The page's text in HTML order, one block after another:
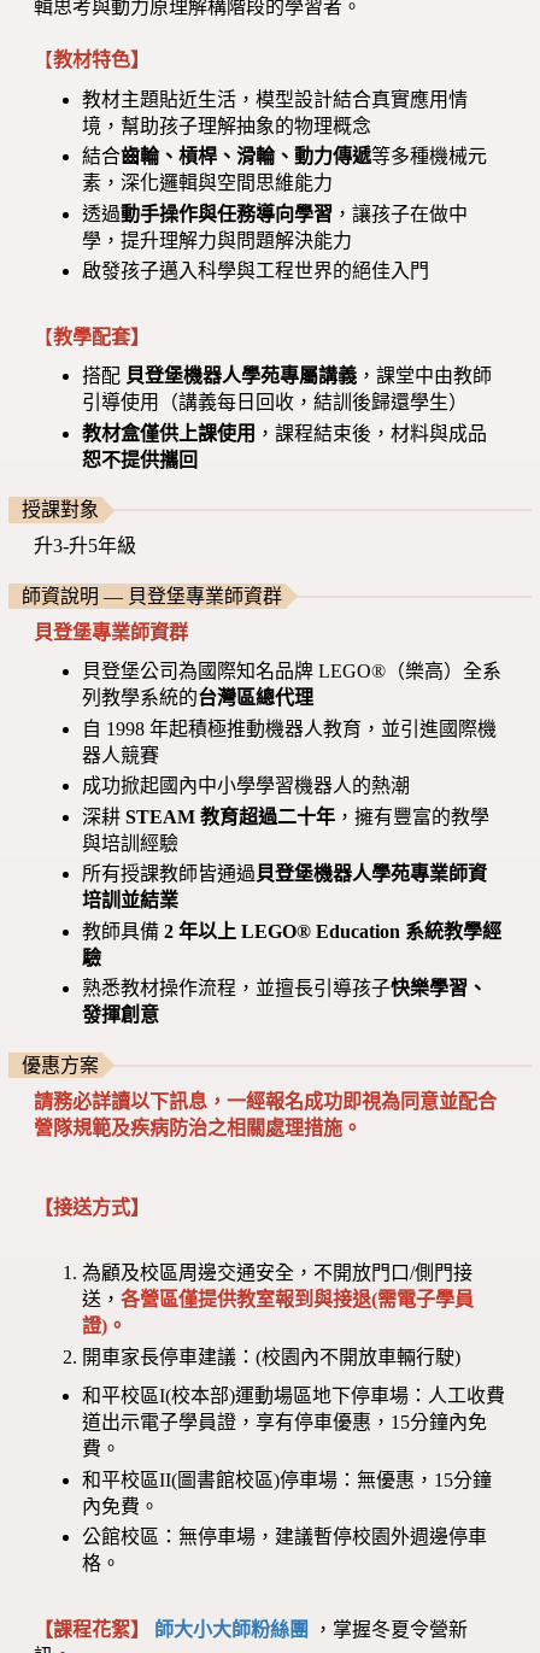
輯思考與動力原理解構階段的學習者。
【教材特色】
教材主題貼近生活，模型設計結合真實應用情
境，幫助孩子理解抽象的物理概念
結合齒輪、槓桿、滑輪、動力傳遞等多種機械元
素，深化邏輯與空間思維能力
透過動手操作與任務導向學習 ，讓孩子在做中
學，提升理解力與問題解決能力
啟發孩子邁入科學與工程世界的絕佳入門
【教學配套】
搭配 貝登堡機器人學苑專屬講義 ，課堂中由教師
引導使用（講義每日回收，結訓後歸還學生）
教材盒僅供上課使用 ，課程結束後，材料與成品
恕不提供攜回
授課對象
升3-升5年級
師資說明 — 貝登堡專業師資群
貝登堡專業師資群
貝登堡公司為國際知名品牌 LEGO®（樂高）全系
列教學系統的台灣區總代理
自 1998 年起積極推動機器人教育，並引進國際機
器人競賽
成功掀起國內中小學學習機器人的熱潮
深耕STEAM 教育超過二十年 ，擁有豐富的教學
與培訓經驗
所有授課教師皆通過貝登堡機器人學苑專業師資
培訓並結業
教師具備2 年以上 LEGO® Education 系統教學經
驗
熟悉教材操作流程，並擅長引導孩子快樂學習、
發揮創意
優惠方案
請務必詳讀以下訊息，一經報名成功即視為同意並配合
營隊規範及疾病防治之相關處理措施。
【接送方式】
為顧及校區周邊交通安全，不開放門口/側門接
送，各營區僅提供教室報到與接退(需電子學員
證)。
開車家長停車建議：(校園內不開放車輛行駛)
和平校區I(校本部)運動場區地下停車場：人工收費
道出示電子學員證，享有停車優惠，15分鐘內免
費。
和平校區II(圖書館校區)停車場：無優惠，15分鐘
內免費。
公館校區：無停車場，建議暫停校園外週邊停車
格。
【課程花絮】 師大小大師粉絲團
，掌握冬夏令營新